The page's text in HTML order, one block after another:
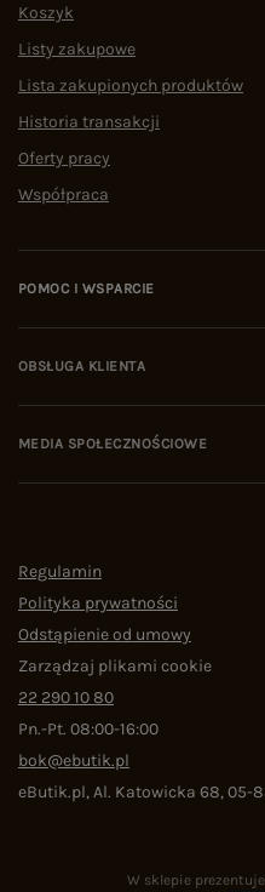
Koszyk
Listy zakupowe
Lista zakupionych produktów
Historia transakcji
Oferty pracy
Współpraca
POMOC I WSPARCIE
OBSŁUGA KLIENTA
MEDIA SPOŁECZNOŚCIOWE
Regulamin
Polityka prywatności
Odstąpienie od umowy
Zarządzaj plikami cookie
22 290 10 80
Pn.-Pt. 08:00-16:00
bok@ebutik.pl
eButik.pl,Al. Katowicka 68,05-
W sklepie